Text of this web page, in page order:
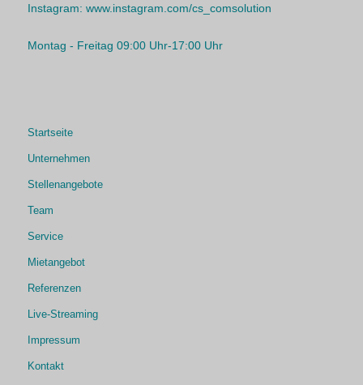
Instagram: www.instagram.com/cs_comsolution
Montag - Freitag 09:00 Uhr-17:00 Uhr
Startseite
Unternehmen
Stellenangebote
Team
Service
Mietangebot
Referenzen
Live-Streaming
Impressum
Kontakt